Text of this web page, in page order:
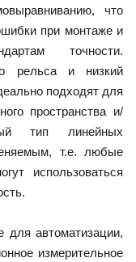
что
при монтаже и
точности.
рельса и низкий
подходят для
пространства и/
тип линейных
т.е. любые
использоваться
для автоматизации,
измерительное